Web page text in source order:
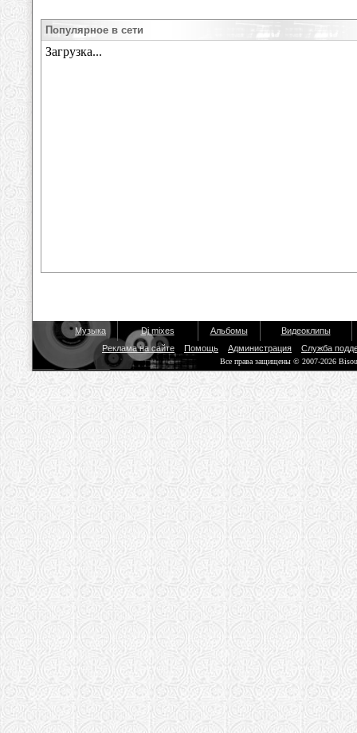
Популярное в сети
Музыка Dj mixes Альбомы
Видеоклипы
Реклама на сайте
Помощь Администрация Служба
Все права защищены © 2007-2026